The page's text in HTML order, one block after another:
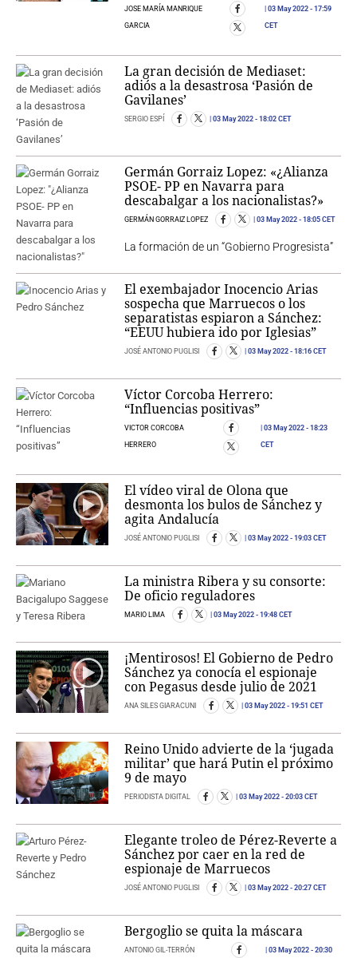
JOSE MARÍA MANRIQUE
GARCIA
03 May 2022 - 17:59
CET
La gran decisión de Mediaset:
adiós a la desastrosa ‘Pasión de
Gavilanes’
SERGIO ESPÍ 03 May 2022 - 18:02 CET
Germán Gorraiz Lopez: «¿Alianza
PSOE- PP en Navarra para
descabalgar a los nacionalistas?»
GERMÁN GORRAIZ LOPEZ 03 May 2022 - 18:05 CET
La formación de un “Gobierno Progresista”
El exembajador Inocencio Arias
sospecha que Marruecos o los
separatistas espiaron a Sánchez:
“EEUU hubiera ido por Iglesias”
JOSÉ ANTONIO PUGLISI 03 May 2022 - 18:16 CET
Víctor Corcoba Herrero:
“Influencias positivas”
VICTOR CORCOBA
HERRERO
03 May 2022- 18:23
CET
El vídeo viral de Olona que
desmonta los bulos de Sánchez y
agita Andalucía
JOSÉ ANTONIO PUGLISI 03 May 2022 - 19:03 CET
La ministra Ribera y su consorte:
De oficio reguladores
MARIO LIMA 03 May 2022 - 19:48 CET
¡Mentirosos! El Gobierno de Pedro
Sánchez ya conocía el espionaje
con Pegasus desde julio de 2021
ANA SILES GIARACUNI 03 May 2022 - 19:51 CET
Reino Unido advierte de la ‘jugada
militar’ que hará Putin el próximo
9 de mayo
PERIODISTA DIGITAL 03 May 2022 - 20:03 CET
Elegante troleo de Pérez-Reverte a
Sánchez por caer en la red de
espionaje de Marruecos
JOSÉ ANTONIO PUGLISI 03 May 2022 - 20:27 CET
Bergoglio se quita la máscara
ANTONIO GIL-TERRÓN 03 May 2022 - 20:30